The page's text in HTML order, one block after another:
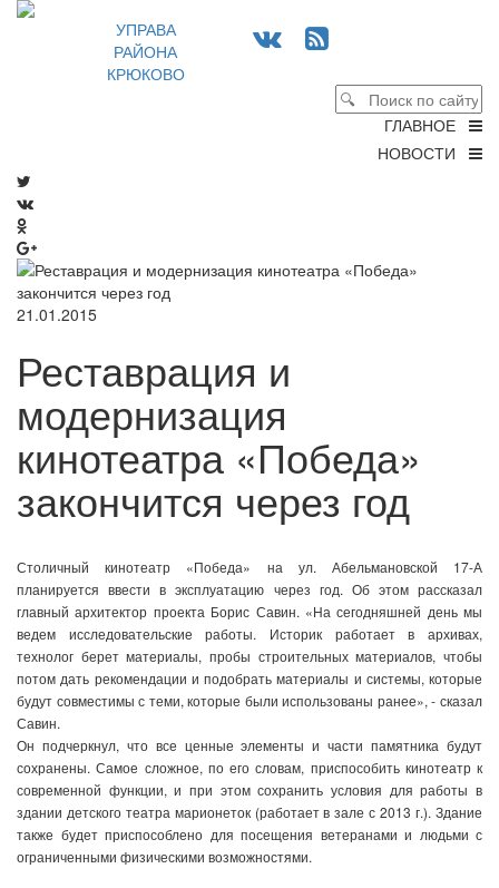
УПРАВА
РАЙОНА
КРЮКОВО
ГЛАВНОЕ
НОВОСТИ
21.01.2015
Реставрация и
модернизация
кинотеатра «Победа»
закончится через год
Столичный кинотеатр «Победа» на ул. Абельмановской 17-А
планируется ввести в эксплуатацию через год. Об этом рассказал
главный архитектор проекта Борис Савин. «На сегодняшней день мы
ведем исследовательские работы. Историк работает в архивах,
технолог берет материалы, пробы строительных материалов, чтобы
потом дать рекомендации и подобрать материалы и системы, которые
будут совместимы с теми, которые были использованы ранее», - сказал
Савин.
Он подчеркнул, что все ценные элементы и части памятника будут
сохранены. Самое сложное, по его словам, приспособить кинотеатр к
современной функции, и при этом сохранить условия для работы в
здании детского театра марионеток (работает в зале с 2013 г.). Здание
также будет приспособлено для посещения ветеранами и людьми с
ограниченными физическими возможностями.